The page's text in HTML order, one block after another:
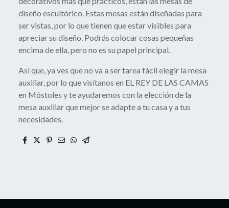
diseño escultórico. Estas mesas están diseñadas para
ser vistas, por lo que tienen que estar visibles para
apreciar su diseño. Podrás colocar cosas pequeñas
encima de ella, pero no es su papel principal.
Así que, ya ves que no va a ser tarea fácil elegir la mesa
auxiliar, por lo que visítanos en EL REY DE LAS CAMAS
en Móstoles y te ayudaremos con la elección de la
mesa auxiliar que mejor se adapte a tu casa y a tus
necesidades.